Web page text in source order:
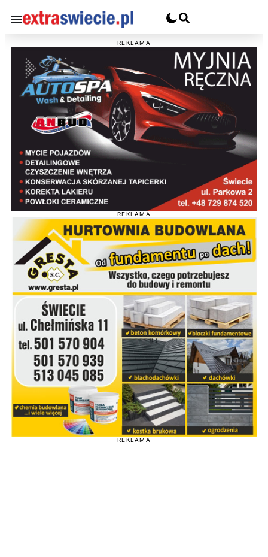
REKLAMA
REKLAMA
REKLAMA